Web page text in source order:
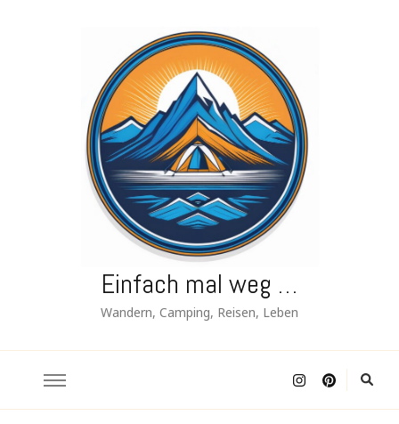
Einfach mal weg …
Wandern, Camping, Reisen, Leben